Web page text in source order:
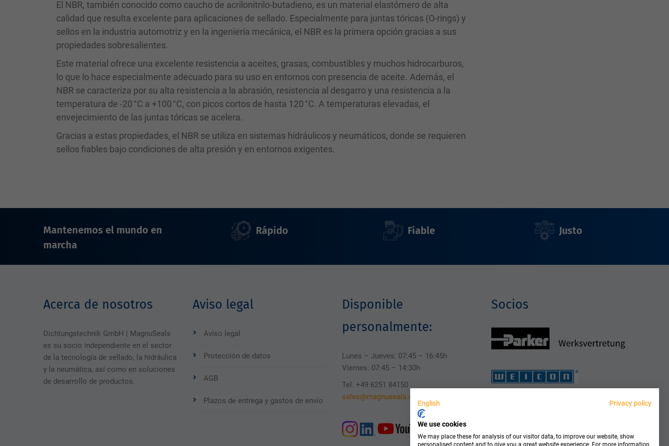
El NBR, también conocido como caucho de acrilonitrilo-butadieno, es un material elastómero de alta
calidad que resulta excelente para aplicaciones de sellado. Especialmente para juntas tóricas (O-rings) y
sellos en la industria automotriz y en la ingeniería mecánica, el NBR es la primera opción gracias a sus
propiedades sobresalientes.
Este material ofrece una excelente resistencia a aceites, grasas, combustibles y muchos hidrocarburos,
lo que lo hace especialmente adecuado para su uso en entornos con presencia de aceite. Además, el
NBR se caracteriza por su alta resistencia a la abrasión, resistencia al desgarro y una resistencia a la
temperatura de -20 °C a +100 °C, con picos cortos de hasta 120 °C. A temperaturas elevadas, el
envejecimiento de las juntas tóricas se acelera.
Gracias a estas propiedades, el NBR se utiliza en sistemas hidráulicos y neumáticos, donde se requieren
sellos fiables bajo condiciones de alta presión y en entornos exigentes.
Mantenemos el mundo en
marcha
Rápido Fiable Justo
Acerca de nosotros
Dichtungstechnik GmbH | MagnuSeals
es su socio independiente en el sector
de la tecnología de sellado, la hidráulica
y la neumática, así como en soluciones
de desarrollo de productos.
Aviso legal
Aviso legal
Protección de datos
AGB
Plazos de entrega y gastos de envío
Disponible
personalmente:
Lunes – Jueves: 07:45 – 16:45h
Viernes: 07:45 – 14:30h
Tel. +49 6251 84150
sales@magnuseals.com
Socios
English Privacy policy
We use cookies
We may place these for analysis of our visitor data, to improve our website, show
personalised content and to give you a great website experience. For more information